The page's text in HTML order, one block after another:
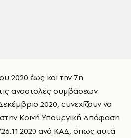
2020 έως και την 7η
αναστολές συμβάσεων
2020, συνεχίζουν να
Κοινή Υπουργική Απόφαση
ανά ΚΑΔ, όπως αυτά